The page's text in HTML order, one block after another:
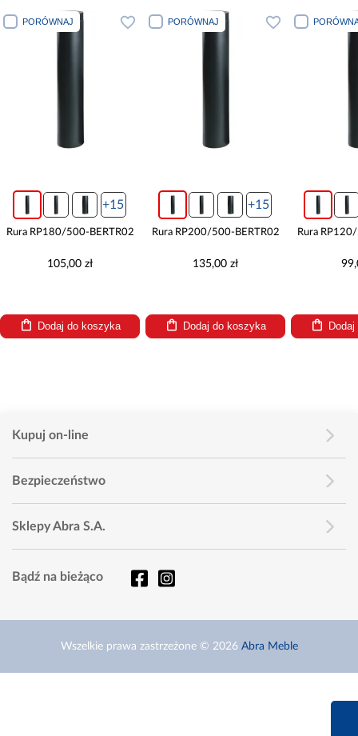
PORÓWNAJ
+15
Rura RP180/500-BERTR02
105,00 zł
Dodaj do koszyka
PORÓWNAJ
+15
Rura RP200/500-BERTR02
135,00 zł
Dodaj do koszyka
Rura
Kupuj on-line
Bezpieczeństwo
Sklepy Abra S.A.
Bądź na bieżąco
Wszelkie prawa zastrzeżone © 2026 Abra Meble